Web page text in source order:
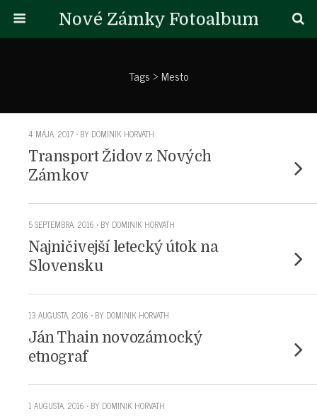
Nové Zámky Fotoalbum
Tags › Mesto
4 MÁJA, 2017 • BY DOMINIK HORVATH
Transport Židov z Nových
Zámkov
5 SEPTEMBRA, 2016 • BY DOMINIK HORVATH
Najničivejší letecký útok na
Slovensku
13 AUGUSTA, 2016 • BY DOMINIK HORVATH
Ján Thain novozámocký
etnograf
1 AUGUSTA, 2016 • BY DOMINIK HORVATH